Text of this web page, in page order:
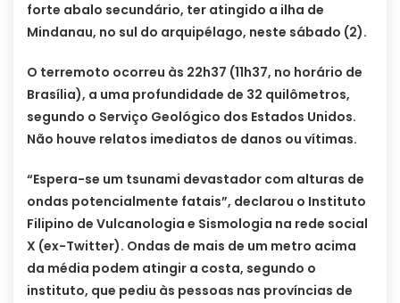
forte abalo secundário, ter atingido a ilha de
Mindanau, no sul do arquipélago, neste sábado (2).
O terremoto ocorreu às 22h37 (11h37, no horário de
Brasília), a uma profundidade de 32 quilômetros,
segundo o Serviço Geológico dos Estados Unidos.
Não houve relatos imediatos de danos ou vítimas.
“Espera-se um tsunami devastador com alturas de
ondas potencialmente fatais”, declarou o Instituto
Filipino de Vulcanologia e Sismologia na rede social
X (ex-Twitter). Ondas de mais de um metro acima
da média podem atingir a costa, segundo o
instituto, que pediu às pessoas nas províncias de